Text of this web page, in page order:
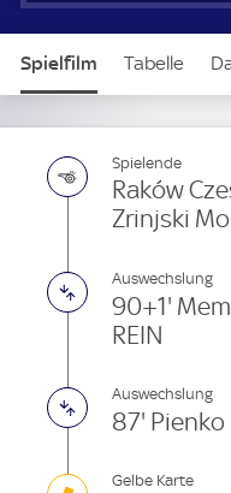
e
Spielfilm Tabelle
Spielende
Raków
Zrinjski
Auswechslung
90+1'
REIN
Auswechslung
87' Pienko
Gelbe Karte